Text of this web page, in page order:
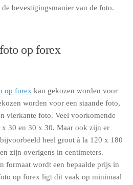
bevestigingsmanier van de foto.
op forex
op forex kan gekozen worden voor
worden voor een staande foto,
vierkante foto. Veel voorkomende
30 en 30 x 30. Maar ook zijn er
heel groot à la 120 x 180
zijn overigens in centimeters.
formaat wordt een bepaalde prijs in
op forex ligt dit vaak op minimaal